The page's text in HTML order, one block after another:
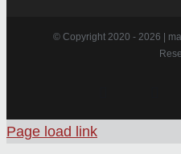
© Copyright 2020 - 2026 |
Page load link